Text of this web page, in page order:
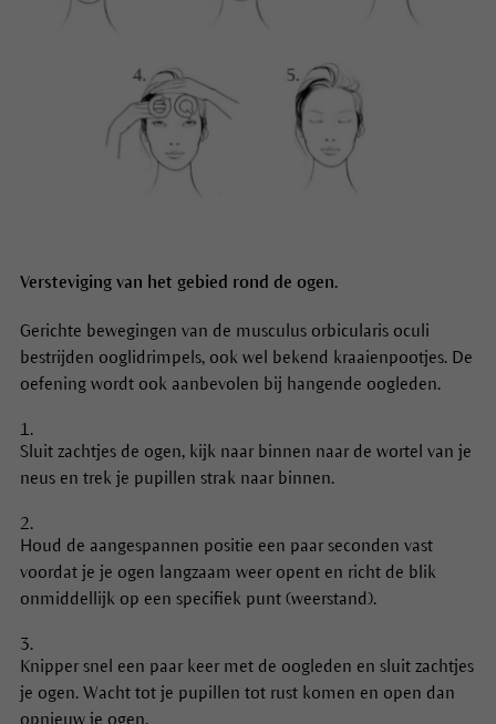
Versteviging van het gebied rond de ogen.
Gerichte bewegingen van de musculus orbicularis oculi
bestrijden ooglidrimpels, ook wel bekend kraaienpootjes. De
oefening wordt ook aanbevolen bij hangende oogleden.
Sluit zachtjes de ogen, kijk naar binnen naar de wortel van je
neus en trek je pupillen strak naar binnen.
Houd de aangespannen positie een paar seconden vast
voordat je je ogen langzaam weer opent en richt de blik
onmiddellijk op een specifiek punt (weerstand).
Knipper snel een paar keer met de oogleden en sluit zachtjes
je ogen. Wacht tot je pupillen tot rust komen en open dan
opnieuw je ogen.